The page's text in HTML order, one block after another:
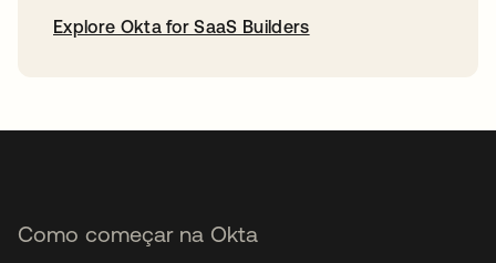
Explore Okta for SaaS Builders
Como começar na Okta